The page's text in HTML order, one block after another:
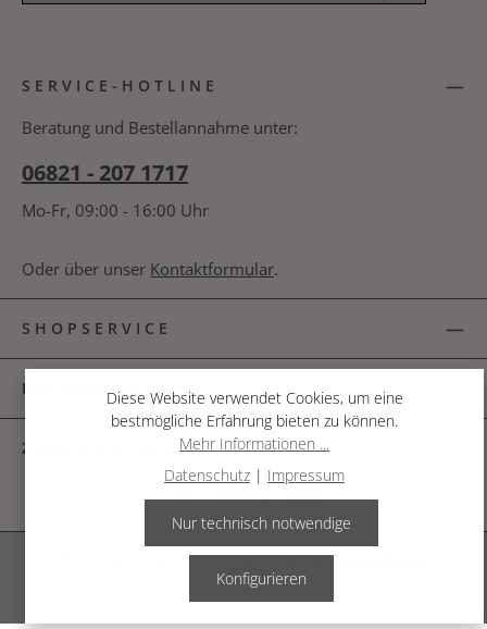
Kenntnis genommen und die
Bitte geben Sie das Ergebnis der Gleichung in das
nachfolgende Textfeld ein. *
SERVICE-HOTLINE
Beratung und Bestellannahme unter:
06821 - 207 1717
Mo-Fr, 09:00 - 16:00 Uhr
Oder über unser Kontaktformular.
SHOPSERVICE
INFORMATIONEN
ZAHLUNGSARTEN
Alle Preise inkl. gesetzl. Mehrwertsteuer zzgl.
Diese Website verwendet Cookies, um eine
bestmögliche Erfahrung bieten zu können.
Mehr Informationen ...
Datenschutz | Impressum
Nur technisch notwendige
Konfigurieren